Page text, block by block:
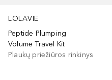
LOLAVIE
Peptide Plumping
Volume Travel Kit
Plaukų priežiūros rinkinys